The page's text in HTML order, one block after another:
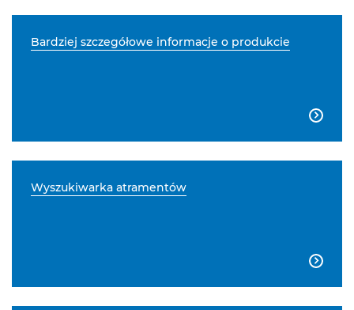
Bardziej szczegółowe informacje o produkcie

Wyszukiwarka atramentów
